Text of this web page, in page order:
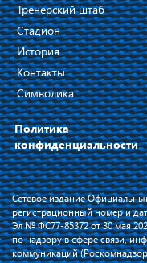
Тренерский штаб
Стадион
История
Контакты
Символика
Политика
конфиденциальности
Сетевое издание
регистрационный номер и
Эл № ФС77-85372 от 30 мая
по надзору в сфере связи,
коммуникаций